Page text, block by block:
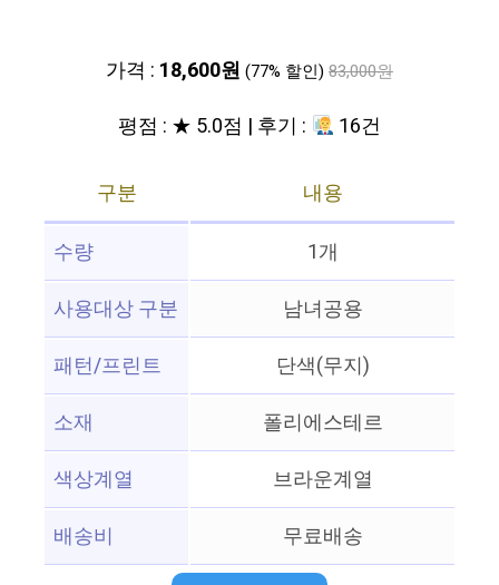
가격 : 18,600원 (77% 할인) 83,000원
평점 : ★ 5.0점 | 후기 : 16건
구분
내용
수량
1개
사용대상 구분
남녀공용
패턴/프린트
단색(무지)
소재
폴리에스테르
색상계열
브라운계열
배송비
무료배송